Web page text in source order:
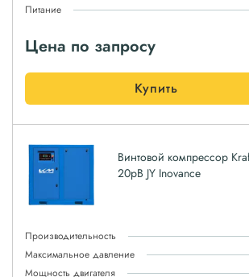
Питание
Цена по запросу
Купить
Винтовой компрессор
20рВ JY Inovanсe
Производительность
Максимальное давление
Мощность двигателя